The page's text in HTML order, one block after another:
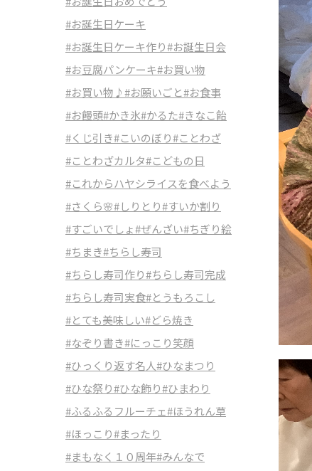
#お誕生日ケーキ
#お誕生日ケーキ作り#お誕生日会
#お豆腐パンケーキ#お買い物
#お買い物♪#お願いごと#お食事
#お饅頭#かき氷#かるた#きなこ飴
#くじ引き#こいのぼり#ことわざ
#ことわざカルタ#こどもの日
#これからハヤシライスを食べよう
#さくら🌸#しりとり#すいか割り
#すごいでしょ#ぜんざい#ちぎり絵
#ちまき#ちらし寿司
#ちらし寿司作り#ちらし寿司完成
#ちらし寿司実食#とうもろこし
#とても美味しい#どら焼き
#なぞり書き#にっこり笑顔
#ひっくり返す名人#ひなまつり
#ひな祭り#ひな飾り#ひまわり
#ふるふるフルーチェ#ほうれん草
#ほっこり#まったり
#まもなく１０周年#みんなで